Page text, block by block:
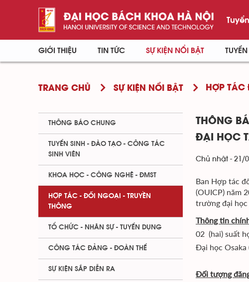
GIỚI THIỆU TIN TỨC SỰ KIỆN NỔI BẬT TUYỂN
TRANG CHỦ SỰ KIỆN NỔI BẬT HỢP TÁC
THÔNG
ĐẠI HỌC
Chủ nhật - 21/
Ban Hợp tác
(OUICP) năm
trường đại học
Thông tin
02 (hai) suất
Đại học
Đối tượng
THÔNG BÁO CHUNG
TUYỂN SINH - ĐÀO TẠO - CÔNG TÁC
SINH VIÊN
KHOA HỌC - CÔNG NGHỆ - ĐMST
HỢP TÁC - ĐỐI NGOẠI - TRUYỀN
THÔNG
TỔ CHỨC - NHÂN SỰ - TUYỂN DỤNG
CÔNG TÁC ĐẢNG - ĐOÀN THỂ
SỰ KIỆN SẮP DIỄN RA